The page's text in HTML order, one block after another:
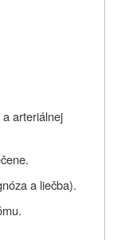
arteriálnej
a liečba).